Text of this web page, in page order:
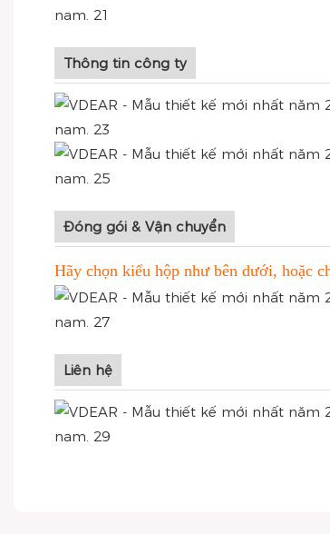
Thông tin công ty
Đóng gói & Vận chuyển
Hãy chọn kiểu hộp như bên dưới, hoặc
Liên hệ